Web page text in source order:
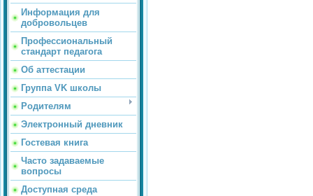
Информация для
добровольцев
Профессиональный
стандарт педагога
Об аттестации
Группа VK школы
Родителям
Электронный дневник
Гостевая книга
Часто задаваемые
вопросы
Доступная среда